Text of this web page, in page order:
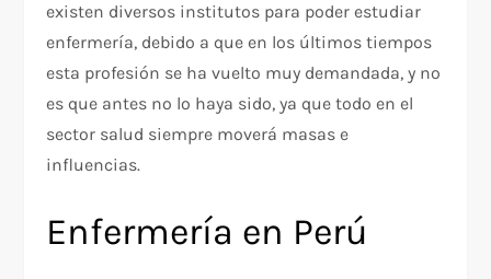
existen diversos institutos para poder estudiar
enfermería, debido a que en los últimos tiempos
esta profesión se ha vuelto muy demandada, y no
es que antes no lo haya sido, ya que todo en el
sector salud siempre moverá masas e
influencias.
Enfermería en Perú